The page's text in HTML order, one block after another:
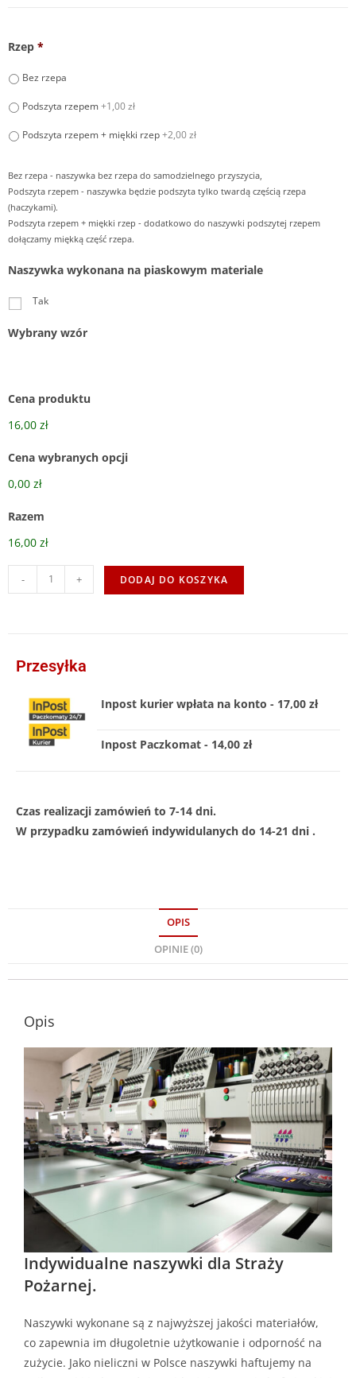
Rzep *
Bez rzepa
Podszyta rzepem+1,00 zł
Podszyta rzepem + miękki rzep+2,00 zł
Bez rzepa - naszywka bez rzepa do samodzielnego przyszycia,
Podszyta rzepem - naszywka będzie podszyta tylko twardą częścią rzepa
(haczykami).
Podszyta rzepem + miękki rzep - dodatkowo do naszywki podszytej rzepem
dołączamy miękką część rzepa.
Naszywka wykonana na piaskowym materiale
Tak
Wybrany wzór
Cena produktu
16,00 zł
Cena wybranych opcji
0,00 zł
Razem
16,00 zł
- + DODAJ DO KOSZYKA
Przesyłka
Inpost kurier wpłata na konto - 17,00 zł
Inpost Paczkomat - 14,00 zł
Czas realizacji zamówień to 7-14 dni.
W przypadku zamówień indywidulanych do 14-21 dni .
OPIS
OPINIE (0)
Opis
Indywidualne naszywki dla Straży
Pożarnej.
Naszywki wykonane są z najwyższej jakości materiałów,
co zapewnia im długoletnie użytkowanie i odporność na
zużycie. Jako nieliczni w Polsce naszywki haftujemy na